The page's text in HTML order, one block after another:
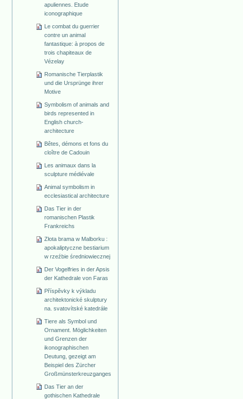
apuliennes. Etude
iconographique
Le combat du guerrier
contre un animal
fantastique: à propos de
trois chapiteaux de
Vézelay
Romanische Tierplastik
und die Ursprünge ihrer
Motive
Symbolism of animals and
birds represented in
English church-
architecture
Bêtes, démons et fons du
cloître de Cadouin
Les animaux dans la
sculpture médiévale
Animal symbolism in
ecclesiastical architecture
Das Tier in der
romanischen Plastik
Frankreichs
Złota brama w Malborku :
apokaliptyczne bestiarium
w rzeźbie średniowiecznej
Der Vogelfries in der Apsis
der Kathedrale von Faras
Příspěvky k výkladu
architektonické skulptury
na. svatovítské katedrále
Tiere als Symbol und
Ornament. Möglichkeiten
und Grenzen der
ikonographischen
Deutung, gezeigt am
Beispiel des Zürcher
Großmünsterkreuzganges
Das Tier an der
gothischen Kathedrale